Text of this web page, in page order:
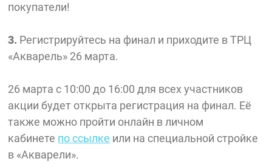
покупатели!
3. Регистрируйтесь на финал и приходите в ТРЦ
«Акварель» 26 марта.
26 марта с 10:00 до 16:00 для всех участников
акции будет открыта регистрация на финал. Её
также можно пройти онлайн в личном
кабинете по ссылке или на специальной стройке
в «Акварели».